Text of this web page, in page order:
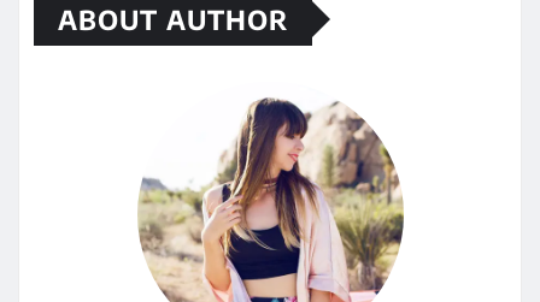
ABOUT AUTHOR